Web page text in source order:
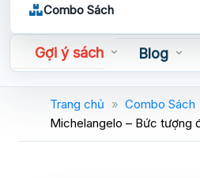
Combo Sách
Gợi ý sách Blog
Sách nói
Trang chủ » Combo Sách
Michelangelo – Bức tượng